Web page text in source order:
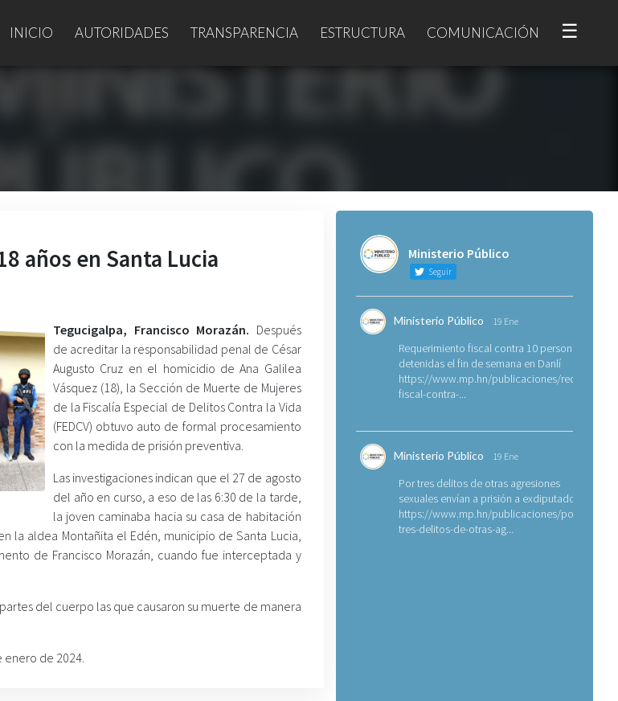
INICIO AUTORIDADES TRANSPARENCIA ESTRUCTURA COMUNICACIÓN ☰
años en Santa Lucia
Tegucigalpa, Francisco Morazán. Después
de acreditar la responsabilidad penal de César
Augusto Cruz en el homicidio de Ana Galilea
Vásquez (18), la Sección de Muerte de Mujeres
de la Fiscalía Especial de Delitos Contra la Vida
(FEDCV) obtuvo auto de formal procesamiento
con la medida de prisión preventiva.
Las investigaciones indican que el 27 de agosto
del año en curso, a eso de las 6:30 de la tarde,
la joven caminaba hacia su casa de habitación
la aldea Montañita el Edén, municipio de Santa Lucia,
de Francisco Morazán, cuando fue interceptada y
del cuerpo las que causaron su muerte de manera
enero de 2024.
Ministerio Público
Seguir
Ministerio Público 19 Ene
Requerimiento fiscal contra 10 personas
detenidas el fin de semana en Danlí
https://www.mp.hn/publicaciones/
fiscal-contra-...
Ministerio Público 19 Ene
Por tres delitos de otras agresiones
sexuales envían a prisión a exdiputado
https://www.mp.hn/publicaciones/por-
tres-delitos-de-otras-ag...